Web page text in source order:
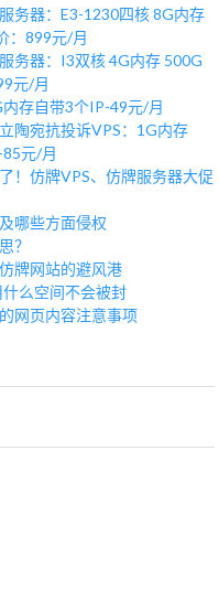
务器：E3-1230四核 8G内存
：899元/月
务器：I3双核 4G内存 500G
元/月
存自带3个IP-49元/月
陶宛抗投诉VPS：1G内存
元/月
！仿牌VPS、仿牌服务器大促
哪些方面侵权
？
牌网站的避风港
么空间不会被封
网页内容注意事项